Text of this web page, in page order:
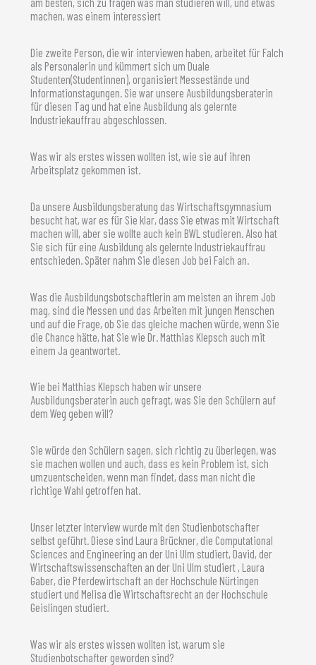
am besten, sich zu fragen was man studieren will, und etwas
machen, was einem interessiert
Die zweite Person, die wir interviewen haben, arbeitet für Falch
als Personalerin und kümmert sich um Duale
Studenten(Studentinnen), organisiert Messestände und
Informationstagungen. Sie war unsere Ausbildungsberaterin
für diesen Tag und hat eine Ausbildung als gelernte
Industriekauffrau abgeschlossen.
Was wir als erstes wissen wollten ist, wie sie auf ihren
Arbeitsplatz gekommen ist.
Da unsere Ausbildungsberatung das Wirtschaftsgymnasium
besucht hat, war es für Sie klar, dass Sie etwas mit Wirtschaft
machen will, aber sie wollte auch kein BWL studieren. Also hat
Sie sich für eine Ausbildung als gelernte Industriekauffrau
entschieden. Später nahm Sie diesen Job bei Falch an.
Was die Ausbildungsbotschaftlerin am meisten an ihrem Job
mag, sind die Messen und das Arbeiten mit jungen Menschen
und auf die Frage, ob Sie das gleiche machen würde, wenn Sie
die Chance hätte, hat Sie wie Dr. Matthias Klepsch auch mit
einem Ja geantwortet.
Wie bei Matthias Klepsch haben wir unsere
Ausbildungsberaterin auch gefragt, was Sie den Schülern auf
dem Weg geben will?
Sie würde den Schülern sagen, sich richtig zu überlegen, was
sie machen wollen und auch, dass es kein Problem ist, sich
umzuentscheiden, wenn man findet, dass man nicht die
richtige Wahl getroffen hat.
Unser letzter Interview wurde mit den Studienbotschafter
selbst geführt. Diese sind Laura Brückner, die Computational
Sciences and Engineering an der Uni Ulm studiert, David, der
Wirtschaftswissenschaften an der Uni Ulm studiert , Laura
Gaber, die Pferdewirtschaft an der Hochschule Nürtingen
studiert und Melisa die Wirtschaftsrecht an der Hochschule
Geislingen studiert.
Was wir als erstes wissen wollten ist, warum sie
Studienbotschafter geworden sind?